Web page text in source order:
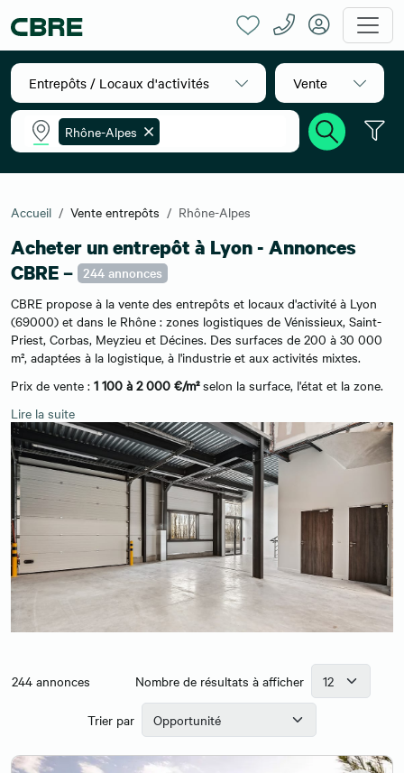
Entrepôts / Locaux d'activités Vente
Rhône-Alpes
Accueil Vente entrepôts Rhône-Alpes
Acheter un entrepôt à Lyon - Annonces
CBRE – 244 annonces
CBRE propose à la vente des entrepôts et locaux d'activité à Lyon
(69000) et dans le Rhône : zones logistiques de Vénissieux, Saint-
Priest, Corbas, Meyzieu et Décines. Des surfaces de 200 à 30 000
m², adaptées à la logistique, à l'industrie et aux activités mixtes.
Prix de vente : 1 100 à 2 000 €/m²selon la surface, l'état et la zone.
Lire la suite
244annonces Nombre de résultats à afficher
Trier par